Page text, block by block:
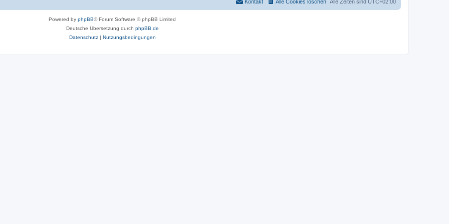
Alle Zeiten sind UTC+02:00
Alle Cookies löschen
Kontakt
Powered by phpBB® Forum Software © phpBB Limited
Deutsche Übersetzung durch phpBB.de
Datenschutz| Nutzungsbedingungen